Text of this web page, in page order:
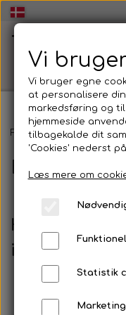
Energisk og
🏫Dans og
Forside Dans og
BESS i
Hvordan kan
i dans og
Vi
Vi bruger egne
at personalisere
markedsføring og
hjemmeside
tilbagekalde dit
'Cookies' nederst
Læs mere om
Statistik